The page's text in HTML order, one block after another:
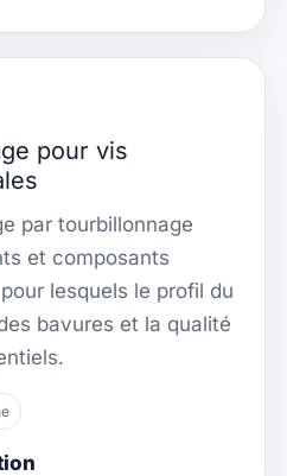
pour vis
par tourbillonnage
et composants
lesquels le profil du
bavures et la qualité